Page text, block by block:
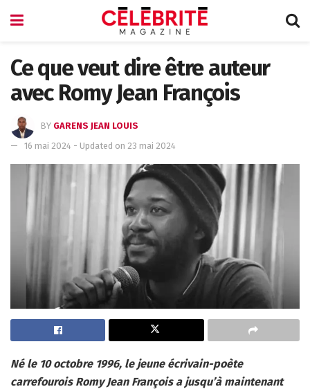
Ce que veut dire être auteur
avec Romy Jean François
BY GARENS JEAN LOUIS
16 mai 2024 - Updated on 23 mai 2024
Né le 10 octobre 1996, le jeune écrivain-poète
carrefourois Romy Jean François a jusqu’à maintenant